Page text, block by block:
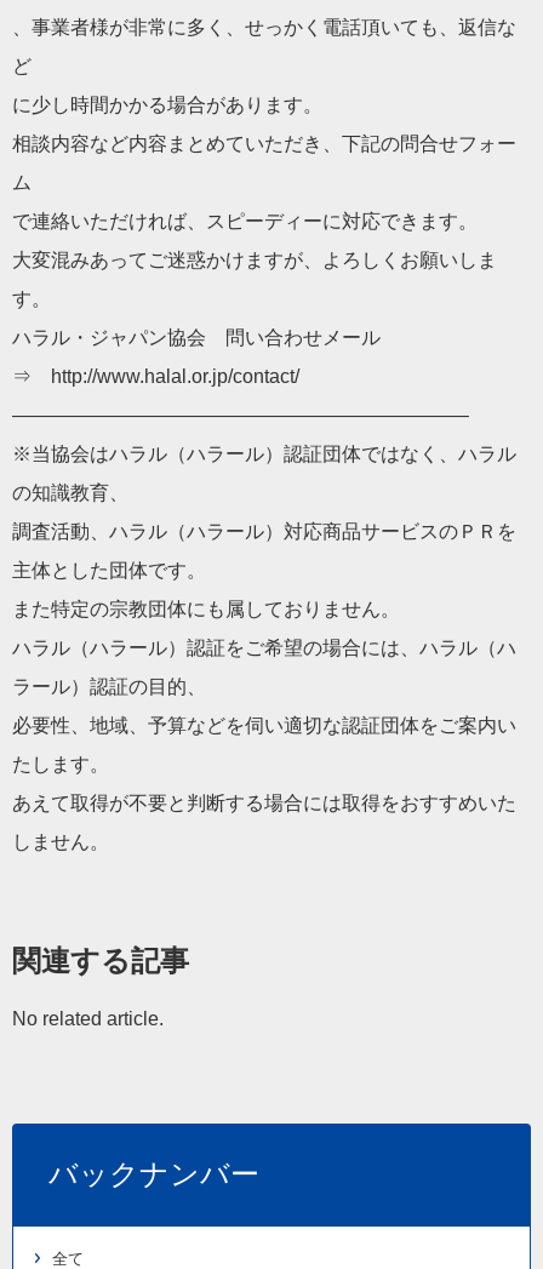
、事業者様が非常に多く、せっかく電話頂いても、返信な
ど
に少し時間かかる場合があります。
相談内容など内容まとめていただき、下記の問合せフォー
ム
で連絡いただければ、スピーディーに対応できます。
大変混みあってご迷惑かけますが、よろしくお願いしま
す。
ハラル・ジャパン協会 問い合わせメール
⇒ http://www.halal.or.jp/contact/
———————————————————————–
※当協会はハラル（ハラール）認証団体ではなく、ハラル
の知識教育、
調査活動、ハラル（ハラール）対応商品サービスのＰＲを
主体とした団体です。
また特定の宗教団体にも属しておりません。
ハラル（ハラール）認証をご希望の場合には、ハラル（ハ
ラール）認証の目的、
必要性、地域、予算などを伺い適切な認証団体をご案内い
たします。
あえて取得が不要と判断する場合には取得をおすすめいた
しません。
関連する記事
No related article.
バックナンバー
全て